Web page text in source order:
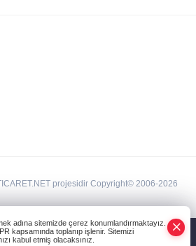
projesidir Copyright© 2006-2026
adına sitemizde çerez konumlandırmaktayız.
kapsamında toplanıp işlenir. Sitemizi
kabul etmiş olacaksınız.